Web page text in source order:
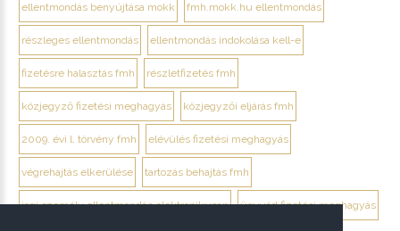
ellentmondás benyújtása mokk fmh.mokk.hu ellentmondás
részleges ellentmondás ellentmondás indokolása kell-e
fizetésre halasztás fmh részletfizetés fmh
közjegyző fizetési meghagyás közjegyzői eljárás fmh
2009. évi l. törvény fmh elévülés fizetési meghagyás
végrehajtás elkerülése tartozás behajtás fmh
jogi személy ellentmondás elektronikusan ügyvéd fizetési meghagyás